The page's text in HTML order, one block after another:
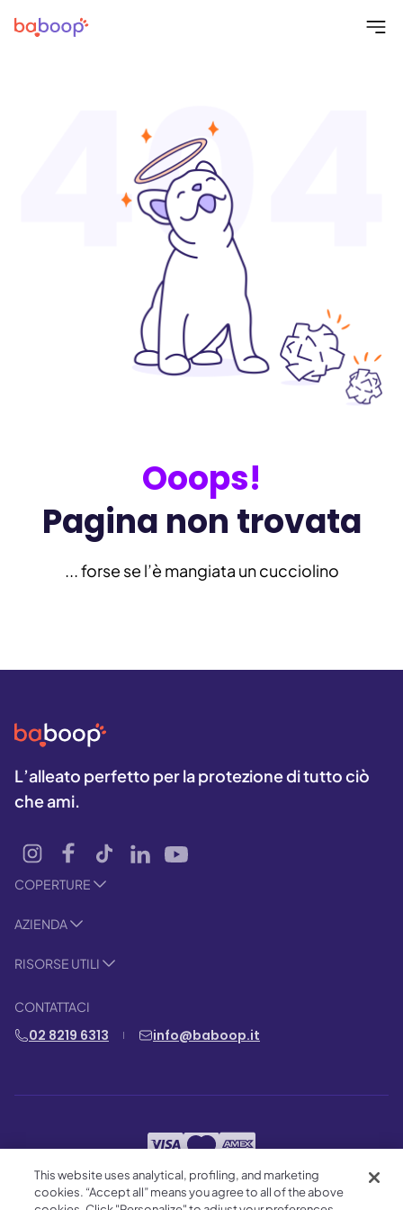
Ooops!
Pagina non trovata
... forse se l’è mangiata un cucciolino
L’alleato perfetto per la protezione di tutto ciò
che ami.
COPERTURE
AZIENDA
RISORSE UTILI
CONTATTACI
02 8219 6313 info@baboop.it
Condizioni d’usoReclamiNote legali
This website uses analytical, profiling, and marketing
cookies. “Accept all” means you agree to all of the above